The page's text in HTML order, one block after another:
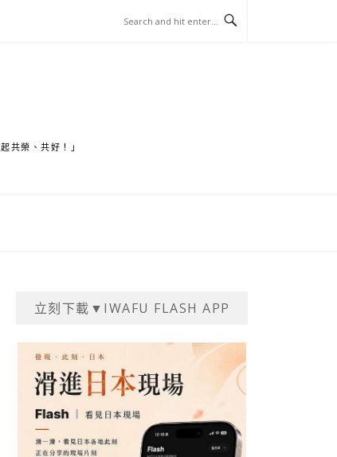
共榮、共好！」
立刻下載▼IWAFU FLASH APP